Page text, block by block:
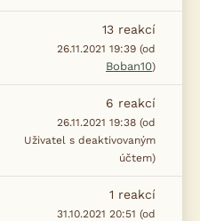
13 reakcí
26.11.2021 19:39 (od
Boban10)
6 reakcí
26.11.2021 19:38 (od
Uživatel s deaktivovaným
účtem)
1 reakcí
31.10.2021 20:51 (od